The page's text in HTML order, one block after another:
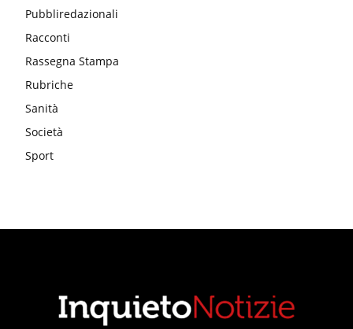
Pubbliredazionali
Racconti
Rassegna Stampa
Rubriche
Sanità
Società
Sport